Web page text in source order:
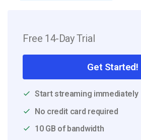
Free 14-Day Trial
Get Started!
Start streaming immediately
No credit card required
10 GB of bandwidth